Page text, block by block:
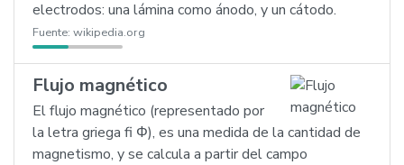
electrodos: una lámina como ánodo, y un cátodo.
Fuente: wikipedia.org
Flujo magnético
El flujo magnético (representado por
la letra griega fi Φ), es una medida de la cantidad de
magnetismo, y se calcula a partir del campo